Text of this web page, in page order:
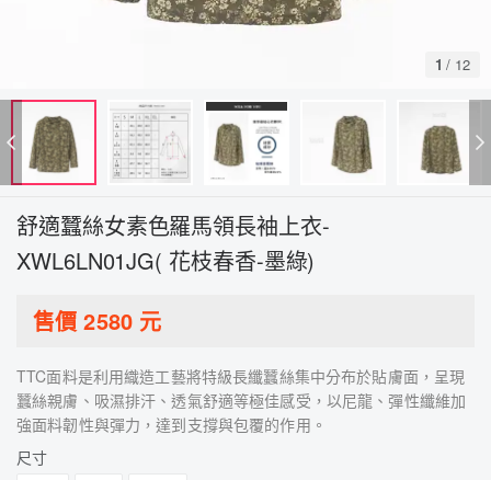
1 / 12
舒適蠶絲女素色羅馬領長袖上衣-
XWL6LN01JG( 花枝春香-墨綠)
售價2580元
TTC面料是利用織造工藝將特級長纖蠶絲集中分布於貼膚面，呈現
蠶絲親膚、吸濕排汗、透氣舒適等極佳感受，以尼龍、彈性纖維加
強面料韌性與彈力，達到支撐與包覆的作用。
尺寸